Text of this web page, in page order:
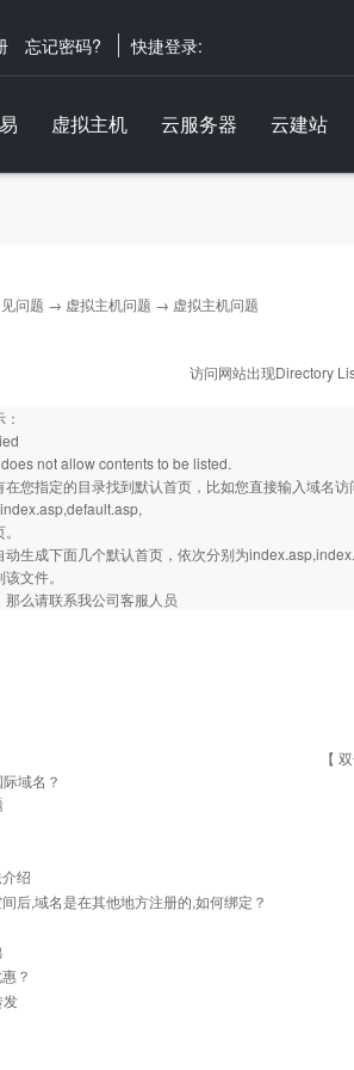
忘记密码? 快捷登录:
虚拟主机 云服务器 云建站
问题 → 虚拟主机问题 → 虚拟主机问题
访问网站出现Directory
not allow contents to be listed.
您指定的目录找到默认首页，比如您直接输入域名
动生成下面几个默认首页，依次分别为
文件。
么请联系我公司客服人员
【
域名？
绍
后,域名是在其他地方注册的,如何绑定？
？
发